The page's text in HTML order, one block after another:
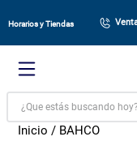
Horarios y Tiendas
¿Que estás buscando hoy?
BAHCO